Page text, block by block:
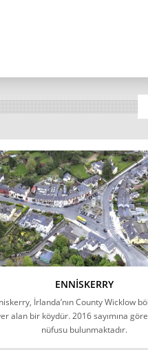
ENNISKERRY
İrlanda’nın County Wicklow
alan bir köydür. 2016 sayımına
nüfusu bulunmaktadır.